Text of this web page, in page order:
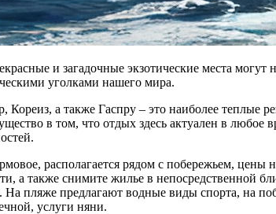
и загадочные экзотические места
уголками нашего мира.
а также Гаспру – это наиболее теплые
в том, что отдых здесь актуален в любое
располагается рядом с побережьем, цены
а также снимите жилье в непосредственной
На пляже предлагают водные виды спорта, на
услуги няни.